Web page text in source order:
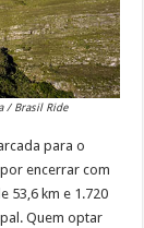
/ Brasil Ride
para o
encerrar com
53,6 km e 1.720
Quem optar